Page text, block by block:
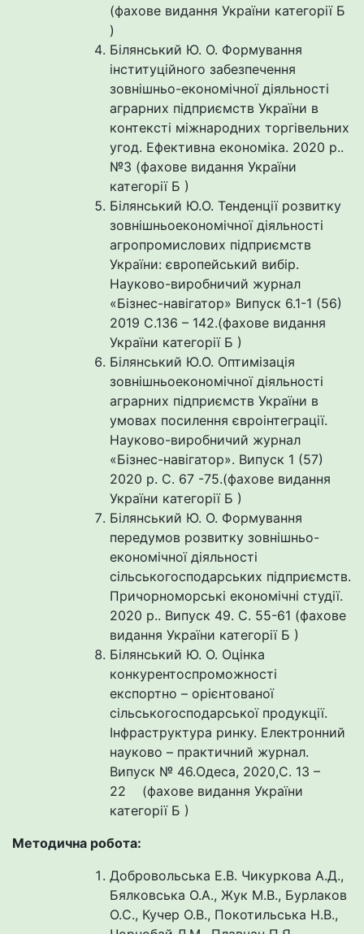
(фахове видання України категорії Б
)
Білянський Ю. О. Формування
інституційного забезпечення
зовнішньо-економічної діяльності
аграрних підприємств України в
контексті міжнародних торгівельних
угод. Ефективна економіка. 2020 р..
№3 (фахове видання України
категорії Б )
Білянський Ю.О. Тенденції розвитку
зовнішньоекономічної діяльності
агропромислових підприємств
України: європейський вибір.
Науково-виробничий журнал
«Бізнес-навігатор» Випуск 6.1-1 (56)
2019 С.136 – 142.(фахове видання
України категорії Б )
Білянський Ю.О. Оптимізація
зовнішньоекономічної діяльності
аграрних підприємств України в
умовах посилення євроінтеграції.
Науково-виробничий журнал
«Бізнес-навігатор». Випуск 1 (57)
2020 р. С. 67 -75.(фахове видання
України категорії Б )
Білянський Ю. О. Формування
передумов розвитку зовнішньо-
економічної діяльності
сільськогосподарських підприємств.
Причорноморські економічні студії.
2020 р.. Випуск 49. С. 55-61 (фахове
видання України категорії Б )
Білянський Ю. О. Оцінка
конкурентоспроможності
експортно – орієнтованої
сільськогосподарської продукції.
Інфраструктура ринку. Електронний
науково – практичний журнал.
Випуск № 46.Одеса, 2020,С. 13 –
22 (фахове видання України
категорії Б )
Методична робота:
Добровольська Е.В. Чикуркова А.Д.,
Бялковська О.А., Жук М.В., Бурлаков
О.С., Кучер О.В., Покотильська Н.В.,